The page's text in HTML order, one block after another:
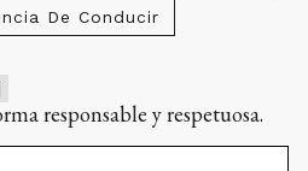
De Conducir
responsable y respetuosa.